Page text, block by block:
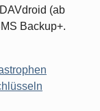
(ab
Backup+.